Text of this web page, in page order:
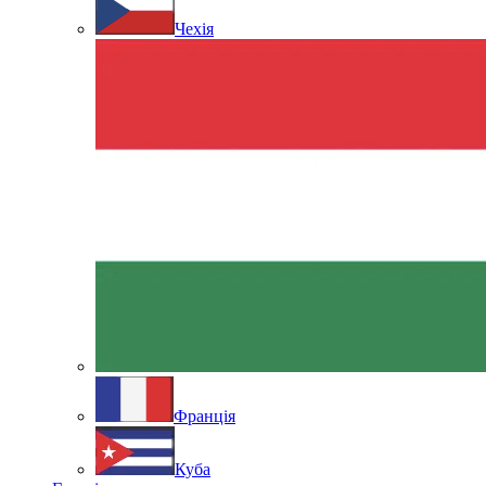
Чехія
Франція
Куба